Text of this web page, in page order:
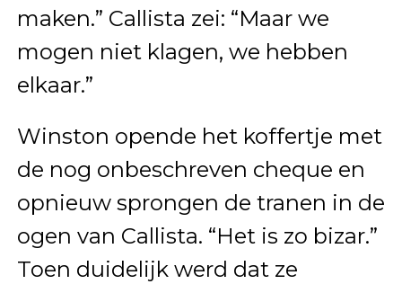
maken.” Callista zei: “Maar we
mogen niet klagen, we hebben
elkaar.”
Winston opende het koffertje met
de nog onbeschreven cheque en
opnieuw sprongen de tranen in de
ogen van Callista. “Het is zo bizar.”
Toen duidelijk werd dat ze